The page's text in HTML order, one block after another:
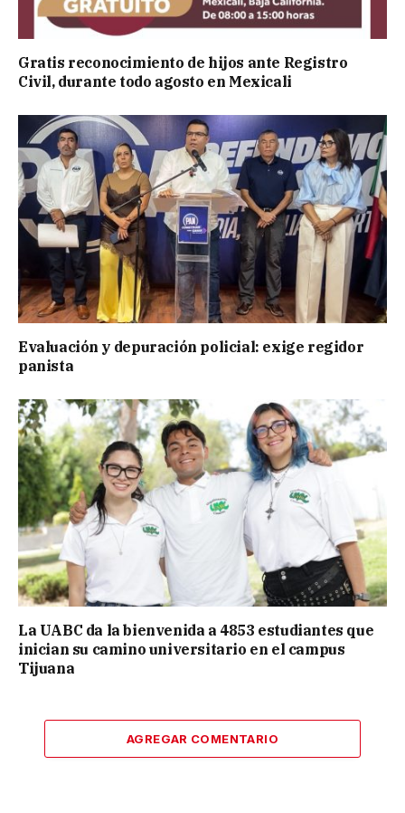
Gratis reconocimiento de hijos ante Registro
Civil, durante todo agosto en Mexicali
Evaluación y depuración policial: exige regidor
panista
La UABC da la bienvenida a 4853 estudiantes que
inician su camino universitario en el campus
Tijuana
AGREGAR COMENTARIO